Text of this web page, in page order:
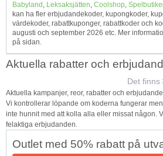
Babyland , Leksaksjätten, Coolshop,
kan ha fler erbjudandekoder, kupongkoder,
värdekoder, rabattkuponger, rabattkoder och
augusti och september 2026 etc. Mer
på sidan.
Aktuella rabatter och
Det finns
Aktuella kampanjer, reor, rabatter och
Vi kontrollerar löpande om koderna fungerar
inte hunnit med att kolla alla eller missat någon.
felaktiga erbjudanden.
Outlet med 50% rabatt på